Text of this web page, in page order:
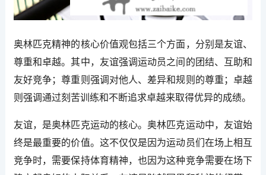
奥林匹克精神的核心价值观包括三个方面，分别是友谊、
尊重和卓越。其中，友谊强调运动员之间的团结、互助和
友好竞争；尊重则强调对他人、差异和规则的尊重；卓越
则强调通过刻苦训练和不断追求卓越来取得优异的成绩。
友谊，是奥林匹克运动的核心。奥林匹克运动中，友谊始
终是最重要的价值。这不仅仅是因为运动员们在场上相互
竞争时，需要保持体育精神，也因为这种竞争需要在场下